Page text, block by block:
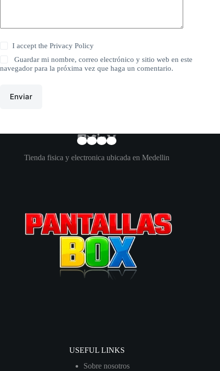
I accept thePrivacy Policy
Guardar mi nombre, correo electrónico y sitio web en este
navegador para la próxima vez que haga un comentario.
Enviar
Tienda fisica y electronica ubicada en Medellin
USEFUL LINKS
Sobre nosotros